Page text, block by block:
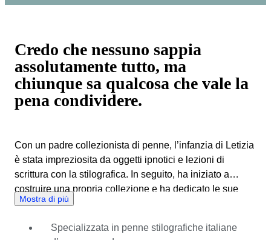
Credo che nessuno sappia
assolutamente tutto, ma
chiunque sa qualcosa che vale la
pena condividere.
Con un padre collezionista di penne, l’infanzia di Letizia
è stata impreziosita da oggetti ipnotici e lezioni di
scrittura con la stilografica. In seguito, ha iniziato a
costruire una propria collezione e ha dedicato le sue
giornate alla ricerca, al recupero di materiale storico, alla
creazione di una rete mondiale di esperti di penne. Ha
Mostra di più
Specializzata in penne stilografiche italiane